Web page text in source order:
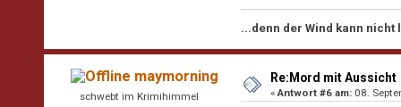
...denn der Wind kann nicht
maymorning
schwebt im Krimihimmel
Re:Mord mit Aussicht
«Antwort #6 am: 08.